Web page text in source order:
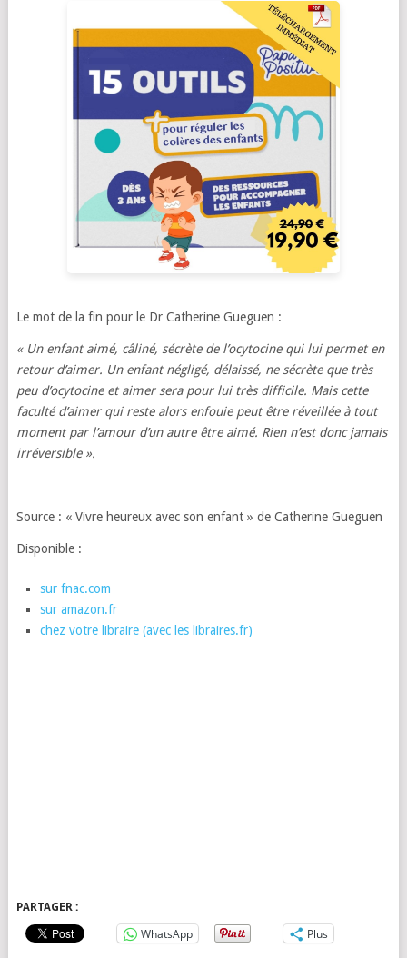
Le mot de la fin pour le Dr Catherine Gueguen :
« Un enfant aimé, câliné, sécrète de l’ocytocine qui lui permet en
retour d’aimer. Un enfant négligé, délaissé, ne sécrète que très
peu d’ocytocine et aimer sera pour lui très difficile. Mais cette
faculté d’aimer qui reste alors enfouie peut être réveillée à tout
moment par l’amour d’un autre être aimé. Rien n’est donc jamais
irréversible ».
Source : « Vivre heureux avec son enfant » de Catherine Gueguen
Disponible :
sur fnac.com
sur amazon.fr
chez votre libraire (avec les libraires.fr)
PARTAGER :
WhatsApp Plus